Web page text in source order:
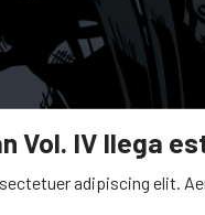
Vol. IV llega
adipiscing elit.